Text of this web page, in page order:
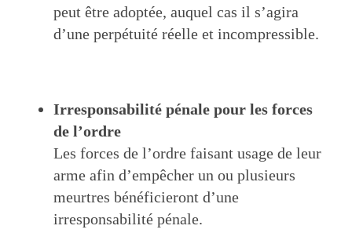
peut être adoptée, auquel cas il s’agira
d’une perpétuité réelle et incompressible.
Irresponsabilité pénale pour les forces
de l’ordre
Les forces de l’ordre faisant usage de leur
arme afin d’empêcher un ou plusieurs
meurtres bénéficieront d’une
irresponsabilité pénale.